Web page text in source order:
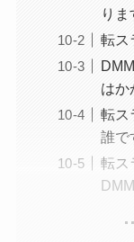
りま
転ス
はか
転ス
誰で
転ス